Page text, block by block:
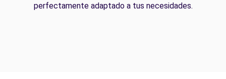
perfectamente adaptado a tus necesidades.